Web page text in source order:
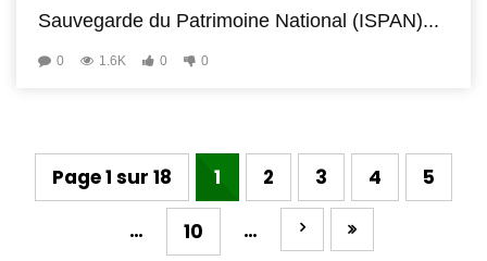
Sauvegarde du Patrimoine National (ISPAN)...
0 1.6K 0 0
Page 1 sur 18 1 2 3 4 5
… 10 …